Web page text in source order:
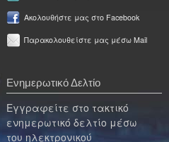
Ακολουθήστε μας στο Facebook
Παρακολουθείστε μας μέσω Mail
Ενημερωτικό Δελτίο
Εγγραφείτε στο τακτικό
ενημερωτικό δελτίο μέσω
του ηλεκτρονικού